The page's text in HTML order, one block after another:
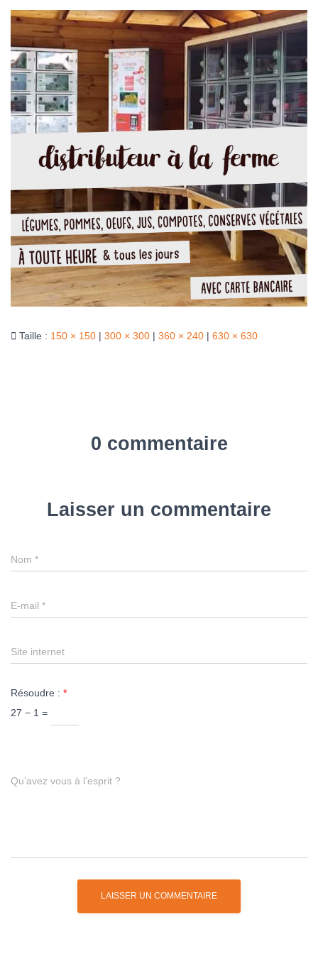
I
O
Taille : 150 × 150 | 300 × 300 | 360 × 240 | 630 × 630
0 commentaire
Laisser un commentaire
Nom *
E-mail *
Site internet
Résoudre : *
27 − 1 =
Qu’avez vous à l’esprit ?